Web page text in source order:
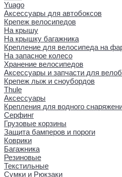
Yuago
Аксессуары для автобоксов
Крепеж велосипедов
На крышу
На крышку багажника
Крепление для велосипеда на
На запасное колесо
Хранение велосипедов
Аксессуары и запчасти для
Крепеж лыж и сноубордов
Thule
Аксессуары
Крепления для водного
Серфинг
Грузовые корзины
Защита бамперов и пороги
Коврики
Багажника
Резиновые
Текстильные
Сумки и Рюкзаки